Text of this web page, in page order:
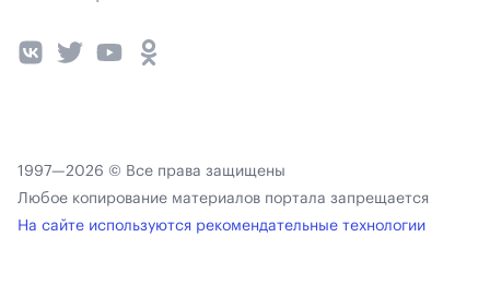
1997—2026 © Все права защищены
Любое копирование материалов портала запрещается
На сайте используются рекомендательные технологии